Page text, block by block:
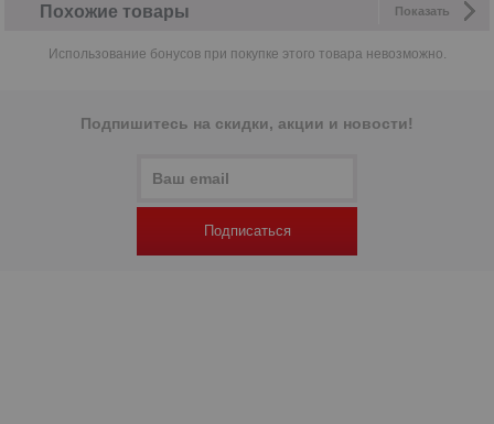
Показать
Похожие товары
Использование бонусов при покупке этого товара невозможно.
Подпишитесь на скидки, акции и новости!
Подписаться